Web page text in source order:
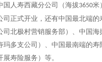
国人寿西藏分公司（海拔3650米
司正式开业，还有中国最北端的
司北极村营销服务部）、中国海
玛多支公司）、中国最南端的寿
寿险服务）等。